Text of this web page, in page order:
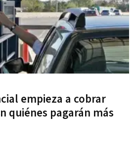
empieza a cobrar
quiénes pagarán más